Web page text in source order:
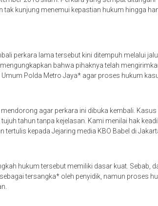
2018 silam. Perkara yang sempat ditangani
tak kunjung menemui kepastian hukum hingga
perkara lama tersebut kini ditempuh melalui
mengungkapkan bahwa pihaknya telah
Umum Polda Metro Jaya* agar proses hukum
mendorong agar perkara ini dibuka kembali. Kasus
tahun tanpa kejelasan. Kami menilai hak
tertulis kepada Jejaring media KBO Babel di
hukum tersebut memiliki dasar kuat. Sebab,
tersangka* oleh penyidik, namun proses